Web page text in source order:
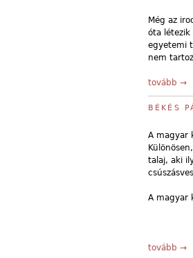
Még az
óta létezik
egyetemi
nem
tovább →
BÉKÉS
A magyar
talaj, aki
A magyar
tovább →